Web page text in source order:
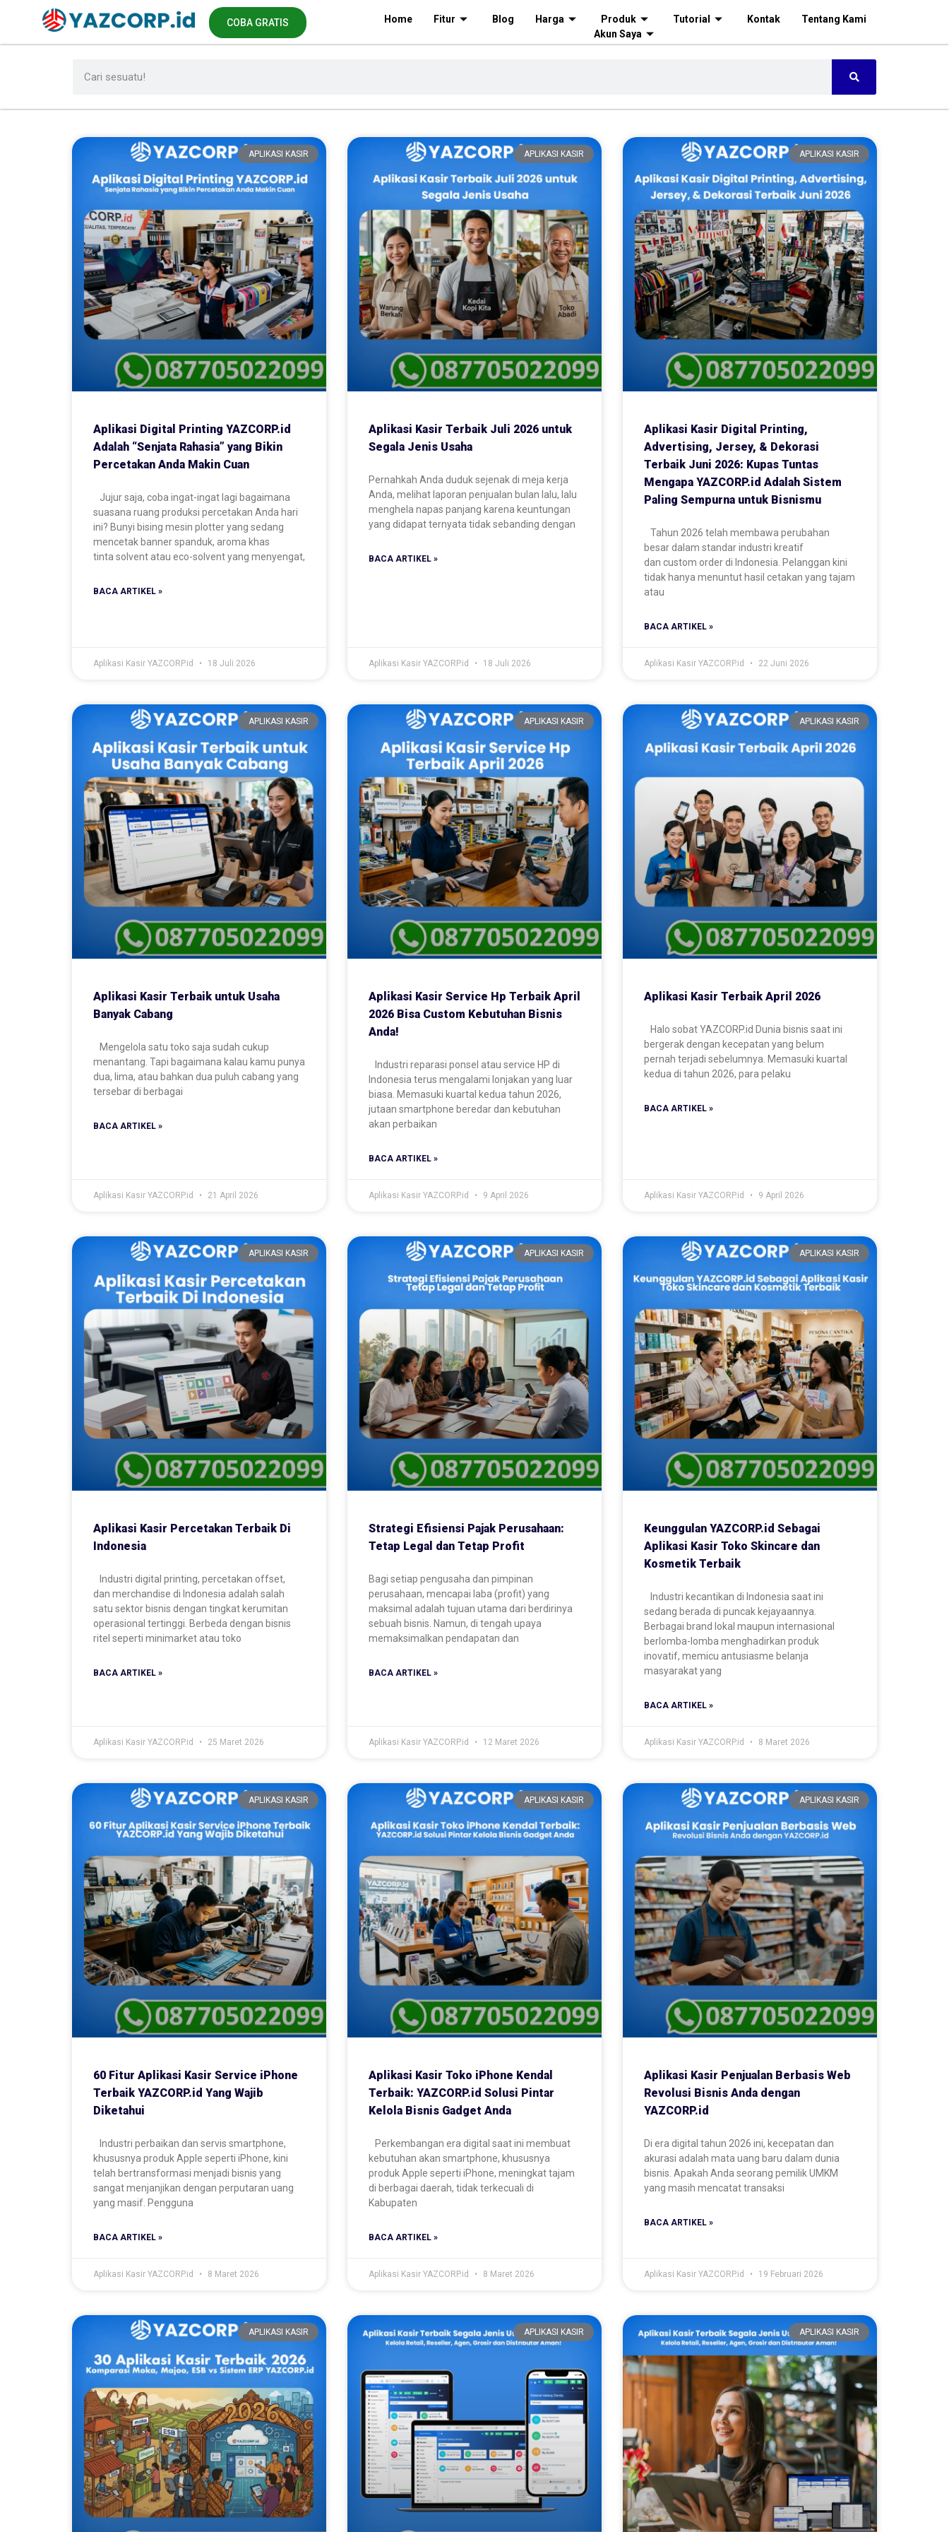
COBA GRATIS Home Fitur Blog Harga Produk Tutorial Kontak
Tentang Kami
Akun Saya
APLIKASI KASIR
Aplikasi Digital Printing YAZCORP.id
Adalah “Senjata Rahasia” yang Bikin
Percetakan Anda Makin Cuan
Jujur saja, coba ingat-ingat lagi bagaimana
suasana ruang produksi percetakan Anda hari
ini? Bunyi bising mesin plotter yang sedang
mencetak banner spanduk, aroma khas
tinta solvent atau eco-solvent yang menyengat,
BACA ARTIKEL »
Aplikasi Kasir YAZCORP.id 18 Juli 2026
APLIKASI KASIR
Aplikasi Kasir Terbaik Juli 2026 untuk
Segala Jenis Usaha
Pernahkah Anda duduk sejenak di meja kerja
Anda, melihat laporan penjualan bulan lalu, lalu
menghela napas panjang karena keuntungan
yang didapat ternyata tidak sebanding dengan
BACA ARTIKEL »
Aplikasi Kasir YAZCORP.id 18 Juli 2026
APLIKASI KASIR
Aplikasi Kasir Digital Printing,
Advertising, Jersey, & Dekorasi
Terbaik Juni 2026: Kupas Tuntas
Mengapa YAZCORP.id Adalah Sistem
Paling Sempurna untuk Bisnismu
Tahun 2026 telah membawa perubahan
besar dalam standar industri kreatif
dan custom order di Indonesia. Pelanggan kini
tidak hanya menuntut hasil cetakan yang tajam
atau
BACA ARTIKEL »
Aplikasi Kasir YAZCORP.id 22 Juni 2026
APLIKASI KASIR
Aplikasi Kasir Terbaik untuk Usaha
Banyak Cabang
Mengelola satu toko saja sudah cukup
menantang. Tapi bagaimana kalau kamu punya
dua, lima, atau bahkan dua puluh cabang yang
tersebar di berbagai
BACA ARTIKEL »
Aplikasi Kasir YAZCORP.id 21 April 2026
APLIKASI KASIR
Aplikasi Kasir Service Hp Terbaik April
2026 Bisa Custom Kebutuhan Bisnis
Anda!
Industri reparasi ponsel atau service HP di
Indonesia terus mengalami lonjakan yang luar
biasa. Memasuki kuartal kedua tahun 2026,
jutaan smartphone beredar dan kebutuhan
akan perbaikan
BACA ARTIKEL »
Aplikasi Kasir YAZCORP.id 9 April 2026
APLIKASI KASIR
Aplikasi Kasir Terbaik April 2026
Halo sobat YAZCORP.id Dunia bisnis saat ini
bergerak dengan kecepatan yang belum
pernah terjadi sebelumnya. Memasuki kuartal
kedua di tahun 2026, para pelaku
BACA ARTIKEL »
Aplikasi Kasir YAZCORP.id 9 April 2026
APLIKASI KASIR
Aplikasi Kasir Percetakan Terbaik Di
Indonesia
Industri digital printing, percetakan offset,
dan merchandise di Indonesia adalah salah
satu sektor bisnis dengan tingkat kerumitan
operasional tertinggi. Berbeda dengan bisnis
ritel seperti minimarket atau toko
BACA ARTIKEL »
Aplikasi Kasir YAZCORP.id 25 Maret 2026
APLIKASI KASIR
Strategi Efisiensi Pajak Perusahaan:
Tetap Legal dan Tetap Profit
Bagi setiap pengusaha dan pimpinan
perusahaan, mencapai laba (profit) yang
maksimal adalah tujuan utama dari berdirinya
sebuah bisnis. Namun, di tengah upaya
memaksimalkan pendapatan dan
BACA ARTIKEL »
Aplikasi Kasir YAZCORP.id 12 Maret 2026
APLIKASI KASIR
Keunggulan YAZCORP.id Sebagai
Aplikasi Kasir Toko Skincare dan
Kosmetik Terbaik
Industri kecantikan di Indonesia saat ini
sedang berada di puncak kejayaannya.
Berbagai brand lokal maupun internasional
berlomba-lomba menghadirkan produk
inovatif, memicu antusiasme belanja
masyarakat yang
BACA ARTIKEL »
Aplikasi Kasir YAZCORP.id 8 Maret 2026
APLIKASI KASIR
60 Fitur Aplikasi Kasir Service iPhone
Terbaik YAZCORP.id Yang Wajib
Diketahui
Industri perbaikan dan servis smartphone,
khususnya produk Apple seperti iPhone, kini
telah bertransformasi menjadi bisnis yang
sangat menjanjikan dengan perputaran uang
yang masif. Pengguna
BACA ARTIKEL »
Aplikasi Kasir YAZCORP.id 8 Maret 2026
APLIKASI KASIR
Aplikasi Kasir Toko iPhone Kendal
Terbaik: YAZCORP.id Solusi Pintar
Kelola Bisnis Gadget Anda
Perkembangan era digital saat ini membuat
kebutuhan akan smartphone, khususnya
produk Apple seperti iPhone, meningkat tajam
di berbagai daerah, tidak terkecuali di
Kabupaten
BACA ARTIKEL »
Aplikasi Kasir YAZCORP.id 8 Maret 2026
APLIKASI KASIR
Aplikasi Kasir Penjualan Berbasis Web
Revolusi Bisnis Anda dengan
YAZCORP.id
Di era digital tahun 2026 ini, kecepatan dan
akurasi adalah mata uang baru dalam dunia
bisnis. Apakah Anda seorang pemilik UMKM
yang masih mencatat transaksi
BACA ARTIKEL »
Aplikasi Kasir YAZCORP.id 19 Februari 2026
APLIKASI KASIR APLIKASI KASIR APLIKASI KASIR